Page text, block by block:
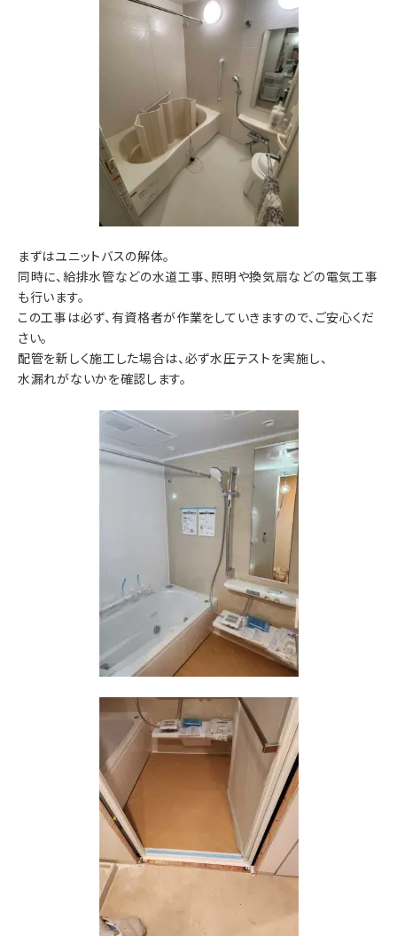
まずはユニットバスの解体。
同時に、給排水管などの水道工事、照明や換気扇などの電気工事
も行います。
この工事は必ず、有資格者が作業をしていきますので、ご安心くだ
さい。
配管を新しく施工した場合は、必ず水圧テストを実施し、
水漏れがないかを確認します。